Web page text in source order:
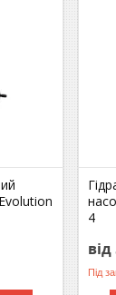
4
від
Під